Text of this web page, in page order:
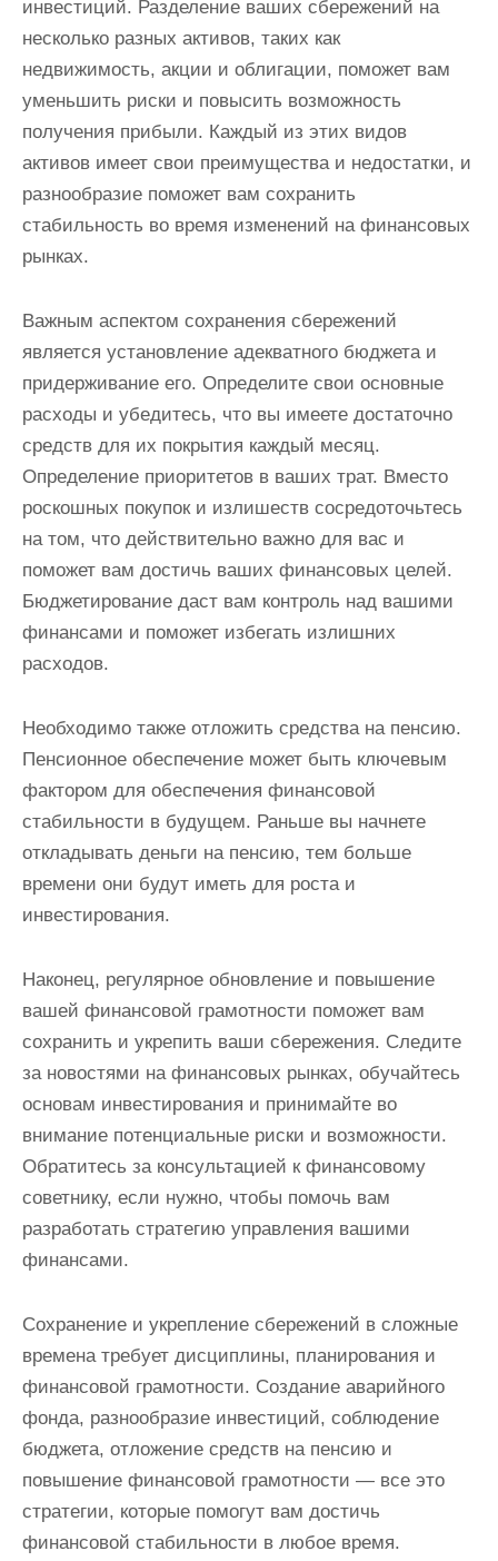
инвестиций. Разделение ваших сбережений на
несколько разных активов, таких как
недвижимость, акции и облигации, поможет вам
уменьшить риски и повысить возможность
получения прибыли. Каждый из этих видов
активов имеет свои преимущества и недостатки, и
разнообразие поможет вам сохранить
стабильность во время изменений на финансовых
рынках.
Важным аспектом сохранения сбережений
является установление адекватного бюджета и
придерживание его. Определите свои основные
расходы и убедитесь, что вы имеете достаточно
средств для их покрытия каждый месяц.
Определение приоритетов в ваших трат. Вместо
роскошных покупок и излишеств сосредоточьтесь
на том, что действительно важно для вас и
поможет вам достичь ваших финансовых целей.
Бюджетирование даст вам контроль над вашими
финансами и поможет избегать излишних
расходов.
Необходимо также отложить средства на пенсию.
Пенсионное обеспечение может быть ключевым
фактором для обеспечения финансовой
стабильности в будущем. Раньше вы начнете
откладывать деньги на пенсию, тем больше
времени они будут иметь для роста и
инвестирования.
Наконец, регулярное обновление и повышение
вашей финансовой грамотности поможет вам
сохранить и укрепить ваши сбережения. Следите
за новостями на финансовых рынках, обучайтесь
основам инвестирования и принимайте во
внимание потенциальные риски и возможности.
Обратитесь за консультацией к финансовому
советнику, если нужно, чтобы помочь вам
разработать стратегию управления вашими
финансами.
Сохранение и укрепление сбережений в сложные
времена требует дисциплины, планирования и
финансовой грамотности. Создание аварийного
фонда, разнообразие инвестиций, соблюдение
бюджета, отложение средств на пенсию и
повышение финансовой грамотности — все это
стратегии, которые помогут вам достичь
финансовой стабильности в любое время.